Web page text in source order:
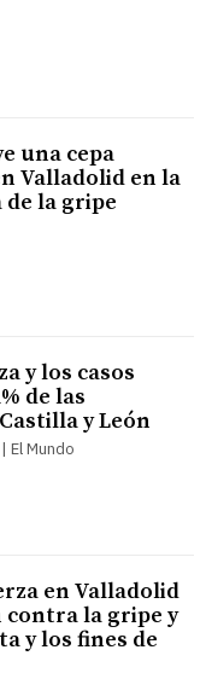
una cepa
Valladolid en la
de la gripe
y los casos
de las
y León
El Mundo
en Valladolid
contra la gripe y
y los fines de